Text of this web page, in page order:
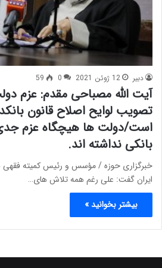
دبیر 12 ژوئن 2021 0
59
آیت الله مصباحی مقدم: عزم
تصویب لوایح اصلاح قانون
است/دولت ها هیچگاه عزم
بانکی نداشته اند.
خبرگزاری حوزه / مؤسس و رئیس کمیته فقهی
ایران گفت: علی رغم همه تلاش های…
بیشتر بخوانید »